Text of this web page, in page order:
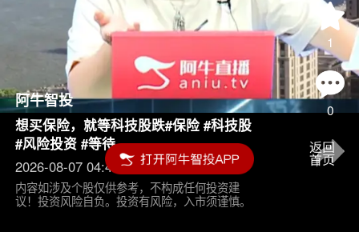
1
0
阿牛智投
想买保险，就等科技股跌#保险 #科技股
#风险投资 #等待
2026-08-07 04:45
内容如涉及个股仅供参考，不构成任何投资建
议！投资风险自负。投资有风险，入市须谨慎。